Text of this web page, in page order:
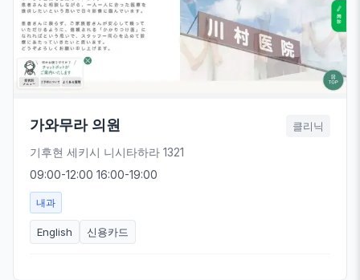
가와무라 의원 클리닉
기후현 세키시 니시타하라 1321
09:00-12:00 16:00-19:00
내과
English 신용카드